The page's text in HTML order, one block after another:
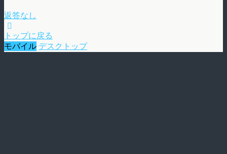
返答なし
トップに戻る
モバイル デスクトップ